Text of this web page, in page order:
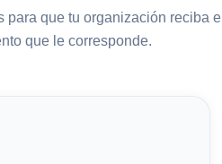
para que tu organización reciba el
que le corresponde.